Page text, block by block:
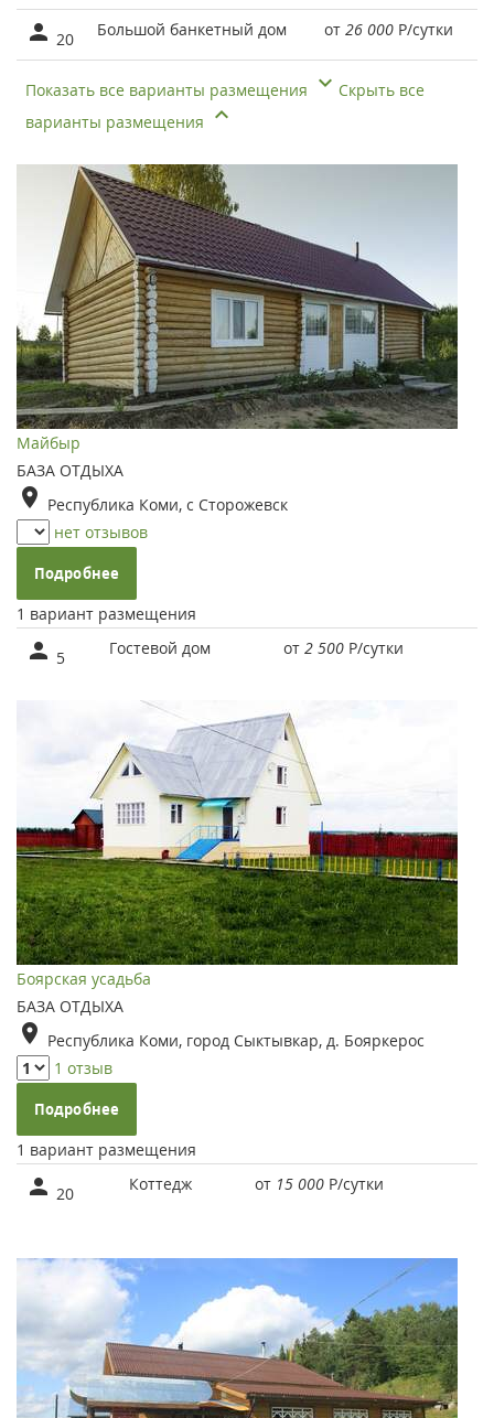
20 Большой банкетный дом от 26 000 Р/сутки
Показать все варианты размещения
Скрыть все
варианты размещения
Майбыр
БАЗА ОТДЫХА
Республика Коми, с Сторожевск
нет отзывов
Подробнее
1 вариант размещения
5 Гостевой дом от 2 500 Р/сутки
Боярская усадьба
БАЗА ОТДЫХА
Республика Коми, город Сыктывкар, д. Бояркерос
1 отзыв
Подробнее
1 вариант размещения
20 Коттедж от 15 000 Р/сутки